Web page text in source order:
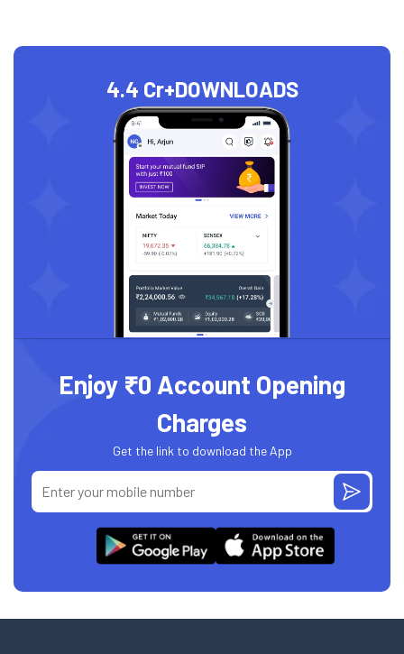
4.4 Cr+DOWNLOADS
Enjoy ₹0 Account Opening
Charges
Get the link to download the App